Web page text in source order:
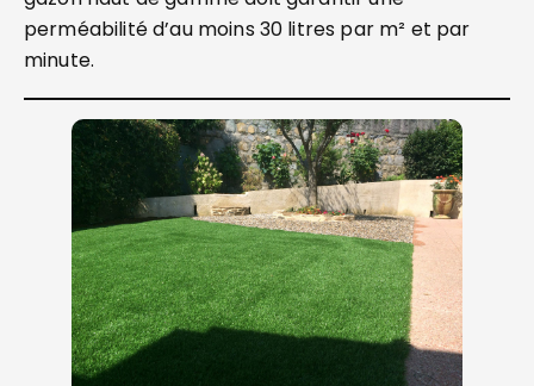
perméabilité d’au moins 30 litres par m² et par
minute.